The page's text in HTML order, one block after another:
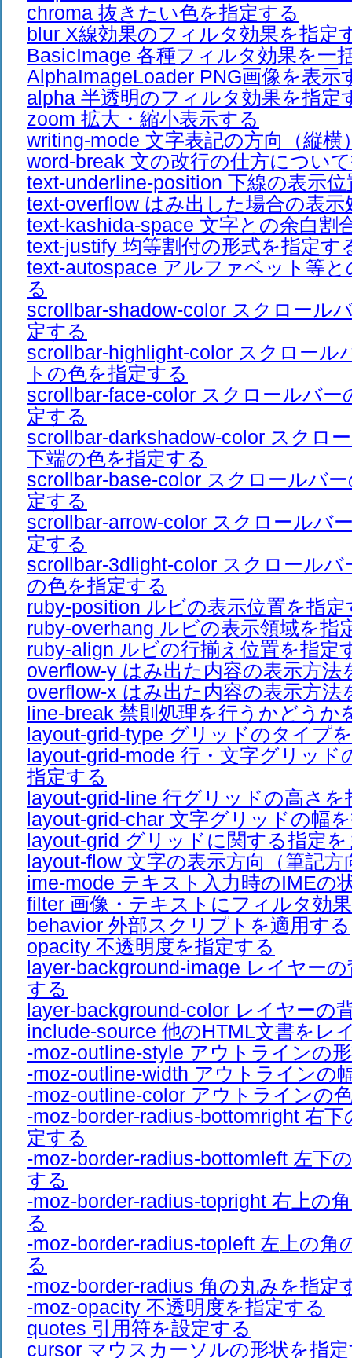
chroma 抜きたい色を指定する
blur X線効果のフィルタ効果を指定
BasicImage 各種フィルタ効果を一
AlphaImageLoader PNG画像を表示
alpha 半透明のフィルタ効果を指定
zoom 拡大・縮小表示する
writing-mode 文字表記の方向（縦横
word-break 文の改行の仕方につい
text-underline-position 下線の表示
text-overflow はみ出した場合の表
text-kashida-space 文字との余白割
text-justify 均等割付の形式を指定す
text-autospace アルファベット等
る
scrollbar-shadow-color スクロール
定する
scrollbar-highlight-color スクロール
トの色を指定する
scrollbar-face-color スクロールバー
定する
scrollbar-darkshadow-color スクロ
下端の色を指定する
scrollbar-base-color スクロールバ
定する
scrollbar-arrow-color スクロールバ
定する
scrollbar-3dlight-color スクロールバ
の色を指定する
ruby-position ルビの表示位置を指定
ruby-overhang ルビの表示領域を指
ruby-align ルビの行揃え位置を指定
overflow-y はみ出た内容の表示方法
overflow-x はみ出た内容の表示方法
line-break 禁則処理を行うかどうか
layout-grid-type グリッドのタイプ
layout-grid-mode 行・文字グリッド
指定する
layout-grid-line 行グリッドの高さを
layout-grid-char 文字グリッドの幅
layout-grid グリッドに関する指定
layout-flow 文字の表示方向（筆記
ime-mode テキスト入力時のIMEの
filter 画像・テキストにフィルタ効
behavior 外部スクリプトを適用する
opacity 不透明度を指定する
layer-background-image レイヤー
する
layer-background-color レイヤーの
include-source 他のHTML文書をレ
-moz-outline-style アウトラインの
-moz-outline-width アウトラインの
-moz-outline-color アウトラインの
-moz-border-radius-bottomright 右
定する
-moz-border-radius-bottomleft 左下
する
-moz-border-radius-topright 右上の
る
-moz-border-radius-topleft 左上の角
る
-moz-border-radius 角の丸みを指定
-moz-opacity 不透明度を指定する
quotes 引用符を設定する
cursor マウスカーソルの形状を指